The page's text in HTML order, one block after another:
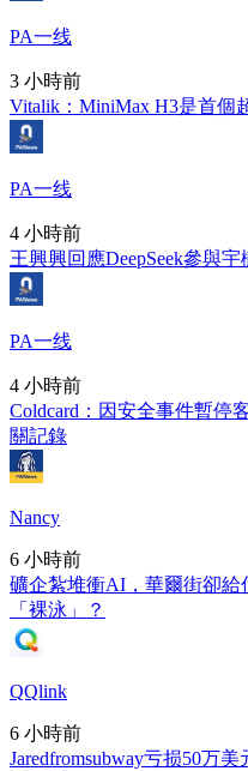
PA一线
3 小時前
Vitalik：MiniMax H3是首個
PA一线
4 小時前
王興興回應DeepSeek參與
PA一线
4 小時前
Coldcard：因安全事件暫停
關記錄
Nancy
6 小時前
礦企紮堆衝AI，華爾街卻給
「裸泳」？
QQlink
6 小時前
Jaredfromsubway亏损50万